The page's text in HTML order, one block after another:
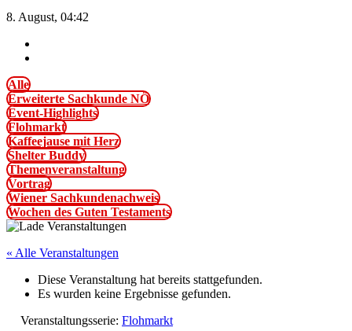
8. August, 04:42
Alle
Erweiterte Sachkunde NÖ
Event-Highlights
Flohmarkt
Kaffeejause mit Herz
Shelter Buddy
Themenveranstaltung
Vortrag
Wiener Sachkundenachweis
Wochen des Guten Testaments
« Alle Veranstaltungen
Diese Veranstaltung hat bereits stattgefunden.
Es wurden keine Ergebnisse gefunden.
Veranstaltungsserie: Flohmarkt